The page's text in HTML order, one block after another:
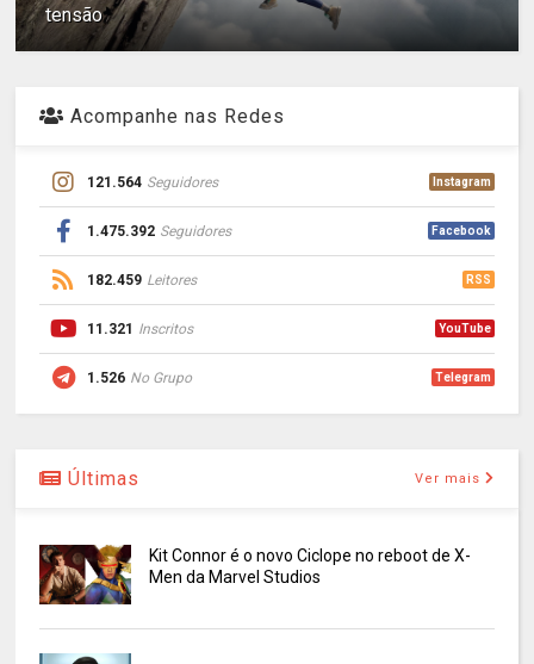
tensão
Acompanhe nas Redes
121.564 Seguidores Instagram
1.475.392 Seguidores Facebook
182.459 Leitores RSS
11.321 Inscritos YouTube
1.526 No Grupo Telegram
Últimas Ver mais
Kit Connor é o novo Ciclope no reboot de X-
Men da Marvel Studios